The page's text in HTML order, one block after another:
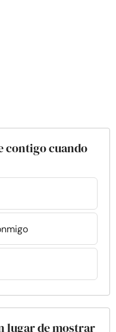
contigo cuando
lugar de mostrar